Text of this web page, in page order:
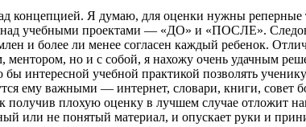
концепцией. Я думаю, для оценки нужны
учебными проектами — «ДО» и «ПОСЛЕ».
и более ли менее согласен каждый ребенок.
ментором, но и с собой, я нахожу очень удачным
интересной учебной практикой позволять
ему важными — интернет, словари, книги, совет
получив плохую оценку в лучшем случае отложит
или не понятый материал, и опускает руки и